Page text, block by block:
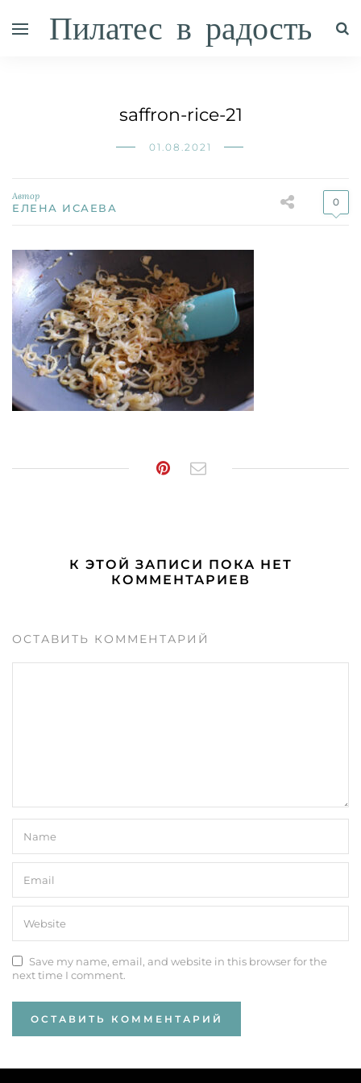
Пилатес в радость
saffron-rice-21
01.08.2021
Автор
ЕЛЕНА ИСАЕВА 0
К ЭТОЙ ЗАПИСИ ПОКА НЕТ
КОММЕНТАРИЕВ
ОСТАВИТЬ КОММЕНТАРИЙ
Save my name, email, and website in this browser for the
next time I comment.